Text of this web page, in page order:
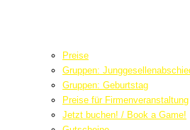
Preise
Gruppen:
Gruppen: Geburtstag
Preise für Firmenveranstaltung
Jetzt buchen! / Book a Game!